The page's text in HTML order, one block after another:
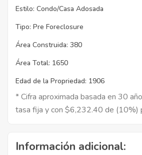
Estilo: Condo/Casa Adosada
Tipo: Pre Foreclosure
Área Construida: 380
Área Total: 1650
Edad de la Propriedad: 1906
* Cifra aproximada basada en 30
tasa fija y con $6,232.40 de (10%)
Información adicional: